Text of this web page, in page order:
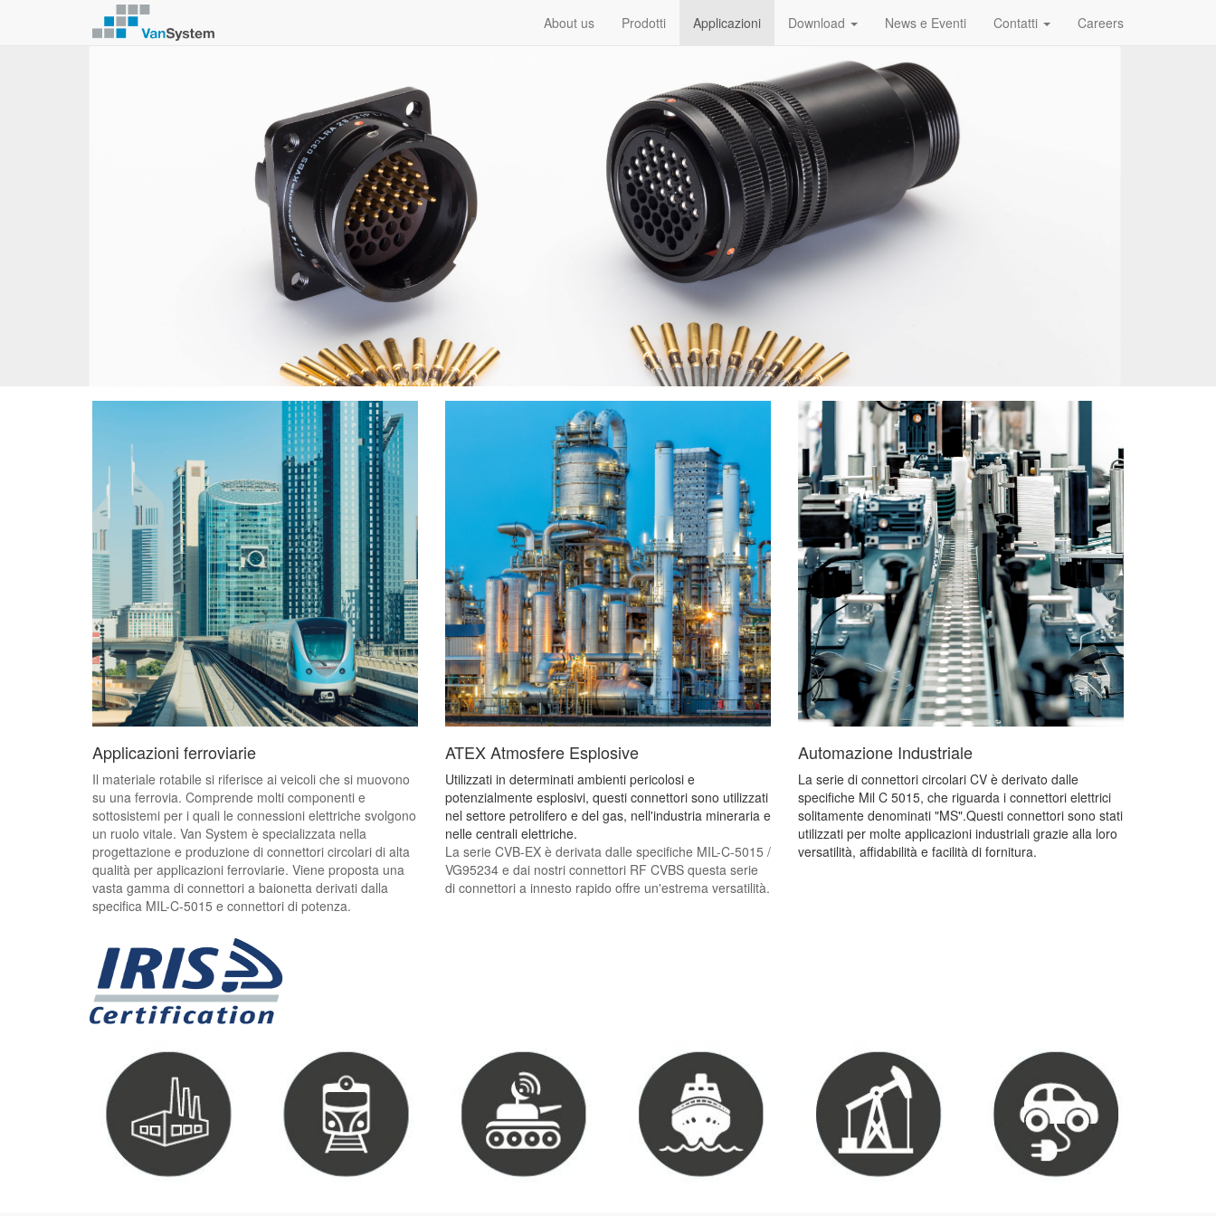
About us Prodotti Applicazioni Download News e Eventi Contatti Careers
Applicazioni ferroviarie
Il materiale rotabile si riferisce ai veicoli che si muovono
su una ferrovia. Comprende molti componenti e
sottosistemi per i quali le connessioni elettriche svolgono
un ruolo vitale. Van System è specializzata nella
progettazione e produzione di connettori circolari di alta
qualità per applicazioni ferroviarie. Viene proposta una
vasta gamma di connettori a baionetta derivati ​​dalla
specifica MIL-C-5015 e connettori di potenza.
ATEX Atmosfere Esplosive
Utilizzati in determinati ambienti pericolosi e
potenzialmente esplosivi, questi connettori sono utilizzati
nel settore petrolifero e del gas, nell'industria mineraria e
nelle centrali elettriche.
La serie CVB-EX è derivata dalle specifiche MIL-C-5015 /
VG95234 e dai nostri connettori RF CVBS questa serie
di connettori a innesto rapido offre un'estrema versatilità.
Automazione Industriale
La serie di connettori circolari CV è derivato dalle
specifiche Mil C 5015, che riguarda i connettori elettrici
solitamente denominati "MS".Questi connettori sono stati
utilizzati per molte applicazioni industriali grazie alla loro
versatilità, affidabilità e facilità di fornitura.